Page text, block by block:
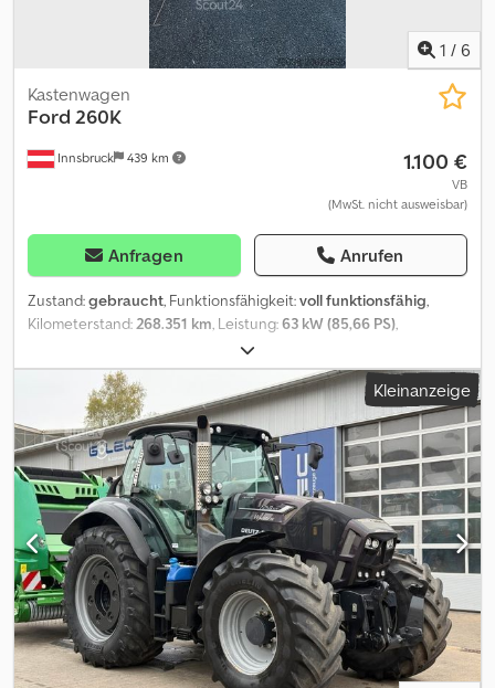
1 / 6
Innsbruck 439 km
Kastenwagen
Ford 260K
1.100 €
VB
(MwSt. nicht ausweisbar)
Anfragen Anrufen
Zustand:gebraucht, Funktionsfähigkeit:voll funktionsfähig,
Kilometerstand: 268.351 km , Leistung:63 kW (85,66 PS)
, Leergewicht:
Ladegewicht:843 kg, Gesamtgewicht:2.600 kg, Baujahr:2008,
FAHRBEREIT pickerl abgelaufen Dcodoxznv Hspfx Ag UokKleinanzeige